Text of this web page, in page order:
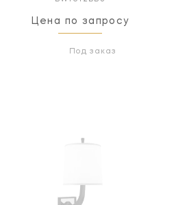
Цена по запросу
Под заказ